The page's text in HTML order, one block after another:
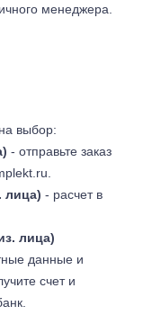
менеджера.
выбор:
- отправьте заказ
лица) - расчет в
лица)
данные и
счет и